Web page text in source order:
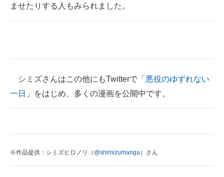
ませたりする人もみられました。
シミズさんはこの他にもTwitterで「 悪役のゆずれない
一日 」をはじめ、多くの漫画を公開中です。
※作品提供：シミズヒロノリ（ @shimizumanga）さん